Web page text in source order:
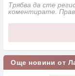
Трябва да сте
коментирате.
Още новини от